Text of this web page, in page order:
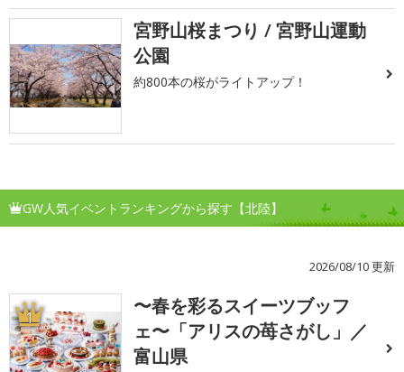
宮野山桜まつり / 宮野山運動
公園
約800本の桜がライトアップ！
GW人気イベントランキングから探す【北陸】
2026/08/10 更新
1
〜春を彩るスイーツブッフ
ェ〜「アリスの苺さがし」／
富山県